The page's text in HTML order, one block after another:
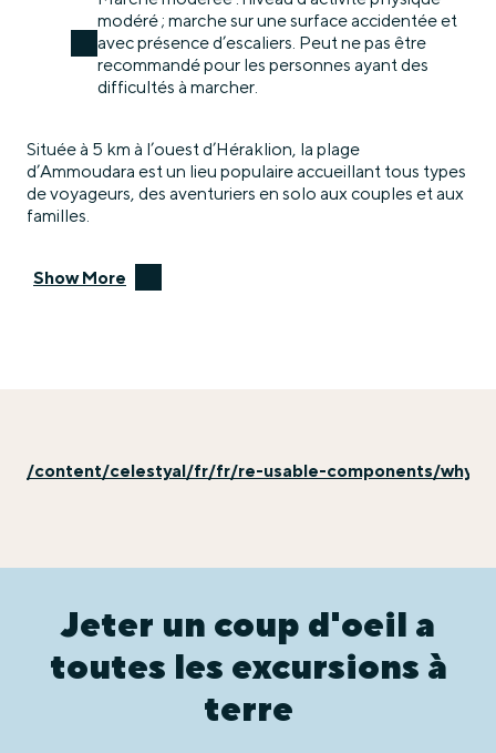
modéré ; marche sur une surface accidentée et
avec présence d’escaliers. Peut ne pas être
recommandé pour les personnes ayant des
difficultés à marcher.
Située à 5 km à l’ouest d’Héraklion, la plage
d’Ammoudara est un lieu populaire accueillant tous types
de voyageurs, des aventuriers en solo aux couples et aux
familles.
Show More
/content/celestyal/fr/fr/re-usable-components/why-
Jeter un coup d'oeil a
toutes les excursions à
terre